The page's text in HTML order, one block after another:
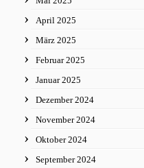
April 2025
März 2025
Februar 2025
Januar 2025
Dezember 2024
November 2024
Oktober 2024
September 2024